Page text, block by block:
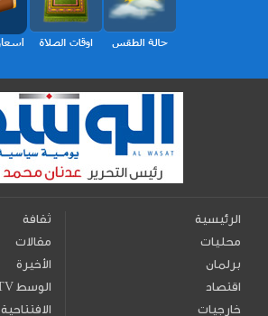
الرئيسية
محليات
برلمان
اقتصاد
خارجيات
ثقافة
مقالات
الأخيرة
TV الوسط
الافتتاحية